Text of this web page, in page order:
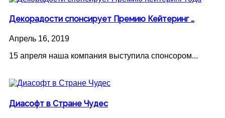
Декорадости спонсирует Премию Кейтеринг …
Апрель 16, 2019
15 апреля наша компания выступила спонсором...
Диасофт в Стране Чудес